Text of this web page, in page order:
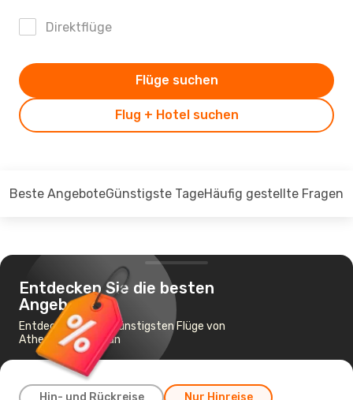
Direktflüge
Flug + Hotel suchen
Flüge suchen
Beste AngeboteGünstigste TageHäufig gestellte Fragen
Entdecken Sie die besten
Angebote
Entdecken Sie die günstigsten Flüge von
Athen nach Amman
Hin- und Rückreise Nur Hinreise